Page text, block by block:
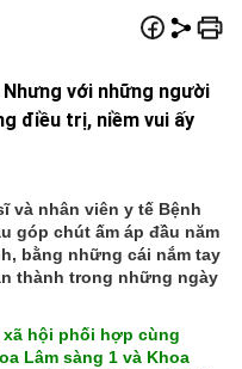
với những người
điều trị, niềm vui ấy
và nhân viên y tế Bệnh
góp chút ấm áp đầu năm
bằng những cái nắm tay
thành trong những ngày
xã hội phối hợp cùng
Lâm sàng 1 và Khoa